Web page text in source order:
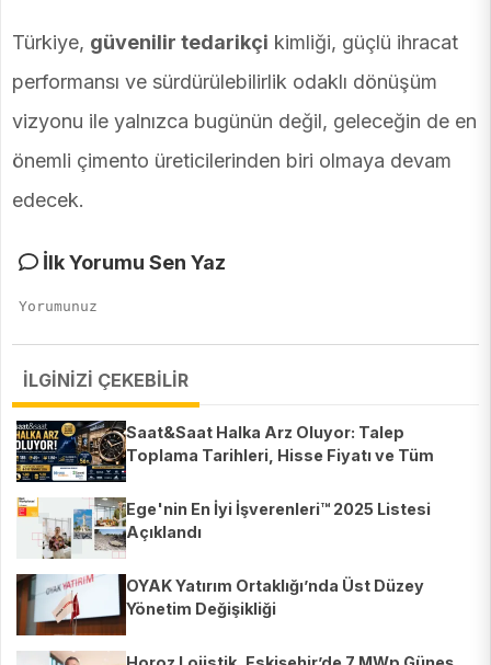
Türkiye, güvenilir tedarikçi kimliği, güçlü ihracat
performansı ve sürdürülebilirlik odaklı dönüşüm
vizyonu ile yalnızca bugünün değil, geleceğin de en
önemli çimento üreticilerinden biri olmaya devam
edecek.
İlk Yorumu Sen Yaz
İLGİNİZİ ÇEKEBİLİR
Saat&Saat Halka Arz Oluyor: Talep
Toplama Tarihleri, Hisse Fiyatı ve Tüm
Ege'nin En İyi İşverenleri™ 2025 Listesi
Açıklandı
OYAK Yatırım Ortaklığı’nda Üst Düzey
Yönetim Değişikliği